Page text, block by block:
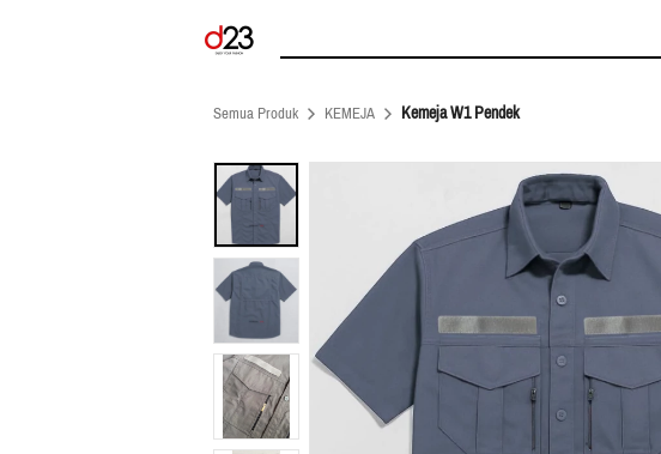
Semua Produk KEMEJA Kemeja W1 Pendek